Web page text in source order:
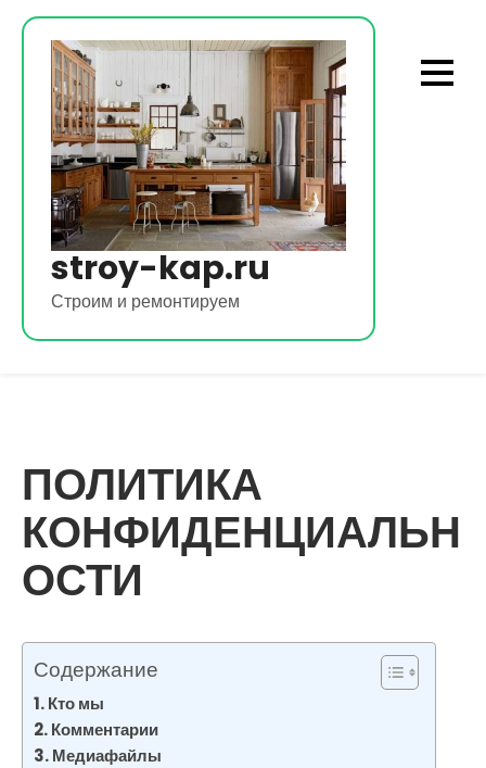
Перейти
содержимому
stroy-kap.ru
Строим и ремонтируем
ПОЛИТИКА
КОНФИДЕНЦИАЛЬН
ОСТИ
Содержание
Кто мы
Комментарии
Медиафайлы